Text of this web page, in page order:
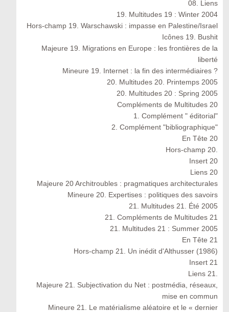
08. Liens
19. Multitudes 19 : Winter 2004
Hors-champ 19. Warschawski : impasse en Palestine/Israel
Icônes 19. Bushit
Majeure 19. Migrations en Europe : les frontières de la
liberté
Mineure 19. Internet : la fin des intermédiaires ?
20. Multitudes 20. Printemps 2005
20. Multitudes 20 : Spring 2005
Compléments de Multitudes 20
1. Complément " éditorial"
2. Complément "bibliographique"
En Tête 20
Hors-champ 20.
Insert 20
Liens 20
Majeure 20 Architroubles : pragmatiques architecturales
Mineure 20. Expertises : politiques des savoirs
21. Multitudes 21. Été 2005
21. Compléments de Multitudes 21
21. Multitudes 21 : Summer 2005
En Tête 21
Hors-champ 21. Un inédit d'Althusser (1986)
Insert 21
Liens 21.
Majeure 21. Subjectivation du Net : postmédia, réseaux,
mise en commun
Mineure 21. Le matérialisme aléatoire et le « dernier